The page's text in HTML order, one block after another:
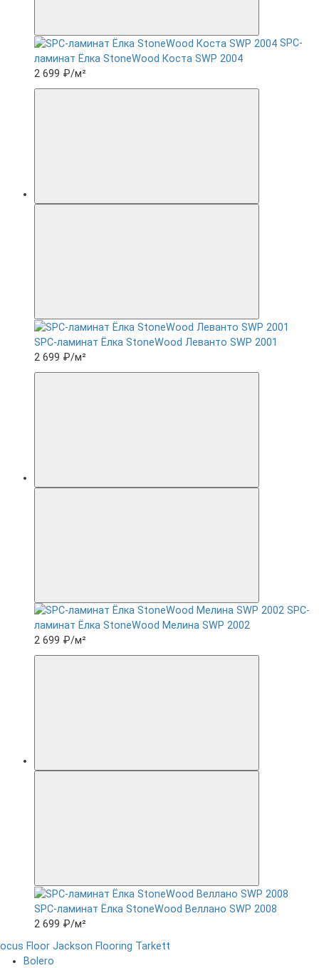
SPC-
ламинат Ëлка StoneWood Коста SWP 2004
2 699 ₽/м²
SPC-ламинат Ëлка StoneWood Леванто SWP 2001
2 699 ₽/м²
SPC-
ламинат Ëлка StoneWood Мелина SWP 2002
2 699 ₽/м²
SPC-ламинат Ëлка StoneWood Веллано SWP 2008
2 699 ₽/м²
Floor Jackson Flooring Tarkett
Bolero